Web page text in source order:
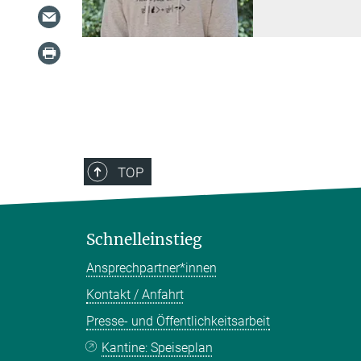
TOP
Schnelleinstieg
Ansprechpartner*innen
Kontakt / Anfahrt
Presse- und Öffentlichkeitsarbeit
Kantine: Speiseplan